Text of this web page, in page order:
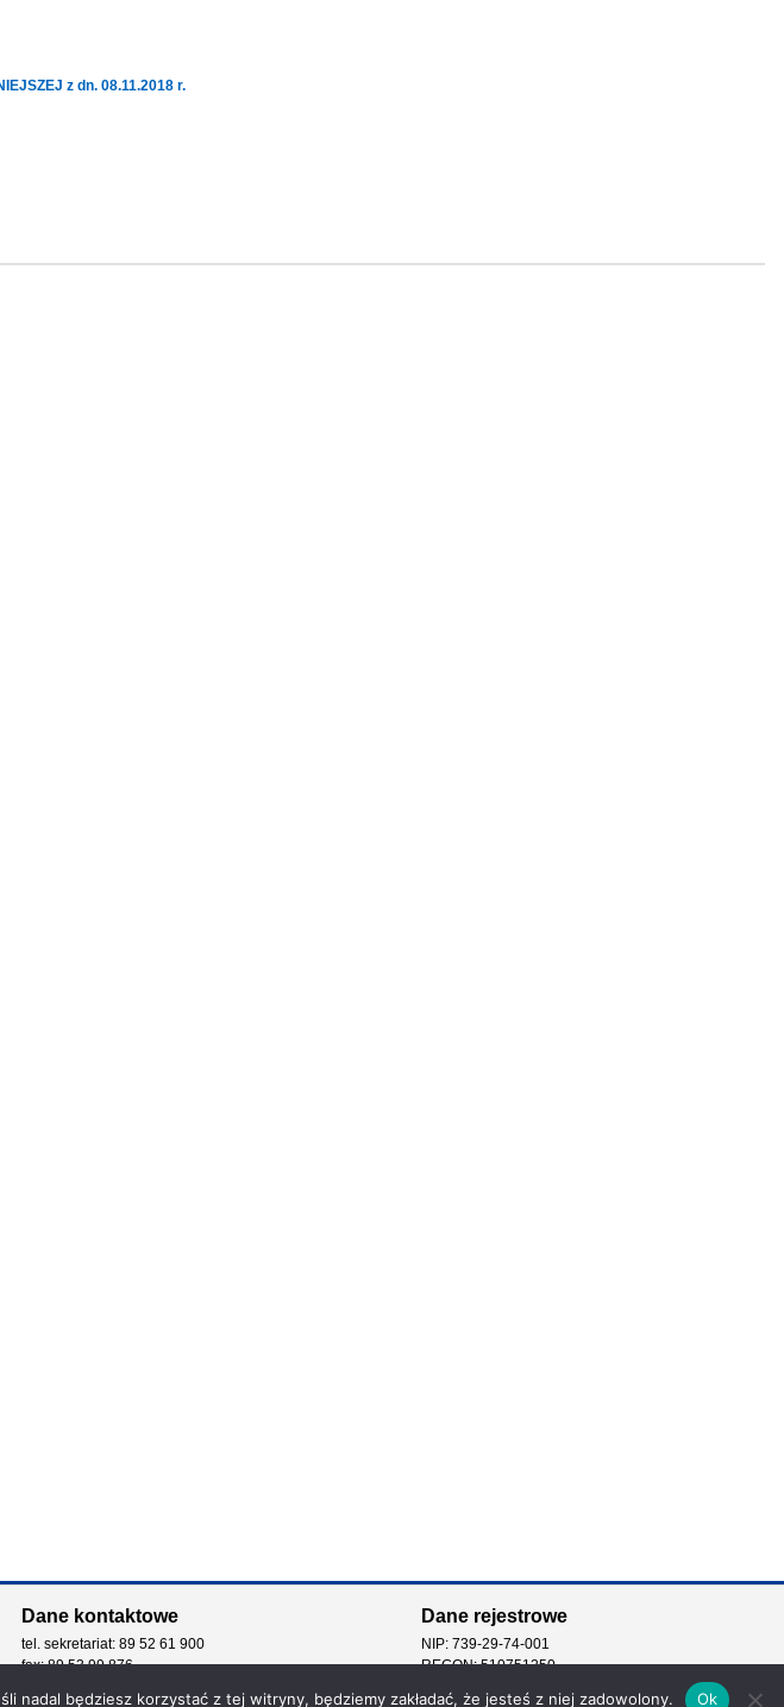
z dn. 08.11.2018 r.
Dane kontaktowe
tel. sekretariat: 89 52 61 900
fax: 89 53 99 876
Dane rejestrowe
NIP: 739-29-74-001
REGON: 510751250
nadal będziesz korzystać z tej witryny, będziemy zakładać, że jesteś z niej zadowolony. Ok